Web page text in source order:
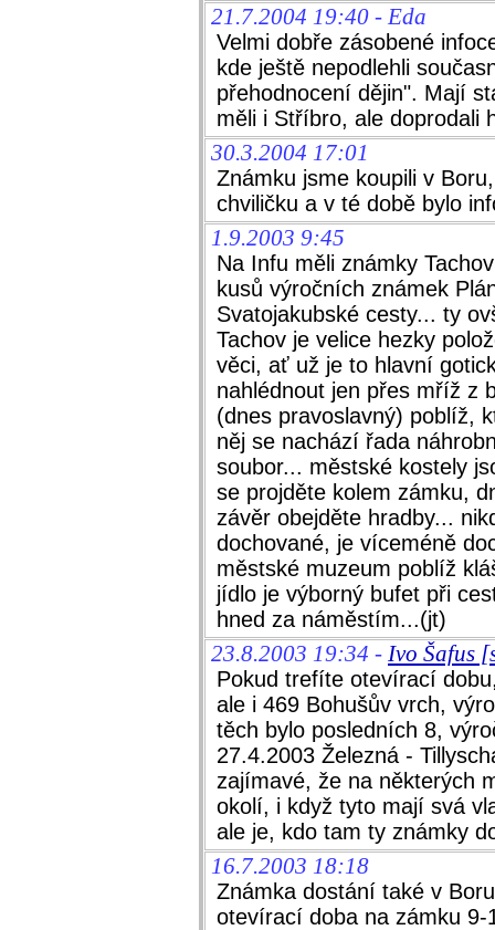
21.7.2004 19:40 - Eda
Velmi dobře zásobené
kde ještě nepodlehli
přehodnocení dějin". Mají
měli i Stříbro, ale doprodali
30.3.2004 17:01
Známku jsme koupili v
chviličku a v té době bylo
1.9.2003 9:45
Na Infu měli známky
kusů výročních známek
Svatojakubské cesty... ty
Tachov je velice hezky
věci, ať už je to hlavní
nahlédnout jen přes mříž z
(dnes pravoslavný) poblíž,
něj se nachází řada
soubor... městské kostely
se projděte kolem zámku,
závěr obejděte hradby...
dochované, je víceméně
městské muzeum poblíž
jídlo je výborný bufet při
hned za náměstím...(jt)
23.8.2003 19:34 - Ivo Šafus
Pokud trefíte otevírací
ale i 469 Bohušův vrch,
těch bylo posledních 8,
27.4.2003 Železná -
zajímavé, že na některých
okolí, i když tyto mají svá
ale je, kdo tam ty známky
16.7.2003 18:18
Známka dostání také v
otevírací doba na zámku 9-